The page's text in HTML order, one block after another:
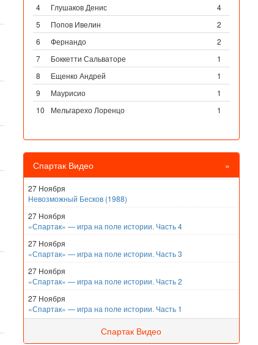
4
Глушаков Денис
4
5
Попов Ивелин
2
6
Фернандо
2
7
Боккетти Сальваторе
1
8
Ещенко Андрей
1
9
Маурисио
1
10
Мельгарехо Лоренцо 1
Спартак Видео »
27 Ноября
Невозможный Бесков (1988)
27 Ноября
«Спартак» — игра на поле истории. Часть 4
27 Ноября
«Спартак» — игра на поле истории. Часть 3
27 Ноября
«Спартак» — игра на поле истории. Часть 2
27 Ноября
«Спартак» — игра на поле истории. Часть 1
Спартак Видео